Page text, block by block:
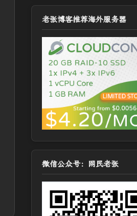
老张博客推荐海外服务器
微信公众号：网民老张